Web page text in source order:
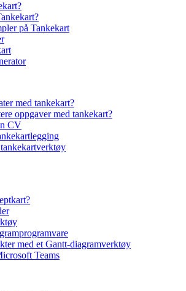
på Tankekart
med tankekart?
oppgaver med tankekart?
CV
med et Gantt-diagramverktøy
Teams